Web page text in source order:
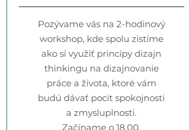
Pozývame vás na 2-hodinový
workshop, kde spolu zistíme
ako si využiť princípy dizajn
thinkingu na dizajnovanie
práce a života, ktoré vám
budú dávať pocit spokojnosti
a zmysluplnosti.
Začíname o 18.00.